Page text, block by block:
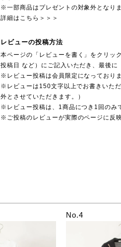
※一部商品はプレゼントの対象外となりま
詳細はこちら＞＞＞
レビューの投稿方法
本ページの「レビューを書く」をクリッ
投稿日 など）にご記入いただき、最後に
※レビュー投稿は会員限定になっており
※レビューは150文字以上でお書きいた
外とさせていただきます。）
※レビュー投稿は、1商品につき1回のみ
※ご投稿のレビューが実際のページに反
No.4